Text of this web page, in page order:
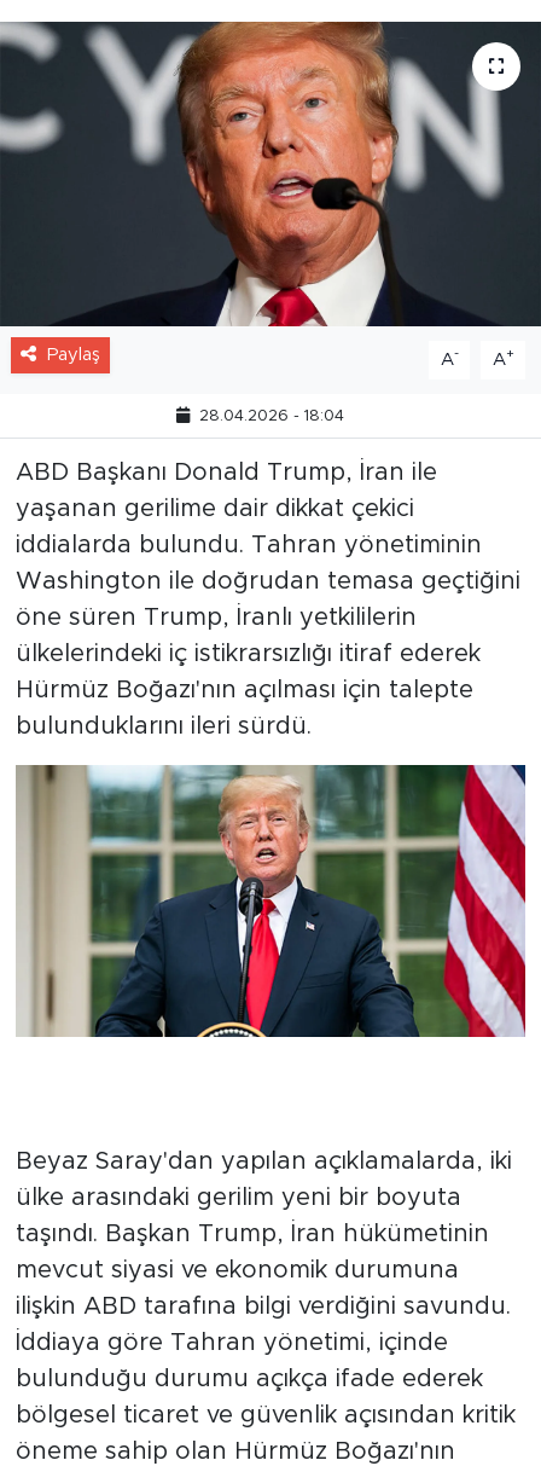
Paylaş A- A+
28.04.2026 - 18:04
ABD Başkanı Donald Trump, İran ile
yaşanan gerilime dair dikkat çekici
iddialarda bulundu. Tahran yönetiminin
Washington ile doğrudan temasa geçtiğini
öne süren Trump, İranlı yetkililerin
ülkelerindeki iç istikrarsızlığı itiraf ederek
Hürmüz Boğazı'nın açılması için talepte
bulunduklarını ileri sürdü.
Beyaz Saray'dan yapılan açıklamalarda, iki
ülke arasındaki gerilim yeni bir boyuta
taşındı. Başkan Trump, İran hükümetinin
mevcut siyasi ve ekonomik durumuna
ilişkin ABD tarafına bilgi verdiğini savundu.
İddiaya göre Tahran yönetimi, içinde
bulunduğu durumu açıkça ifade ederek
bölgesel ticaret ve güvenlik açısından kritik
öneme sahip olan Hürmüz Boğazı'nın